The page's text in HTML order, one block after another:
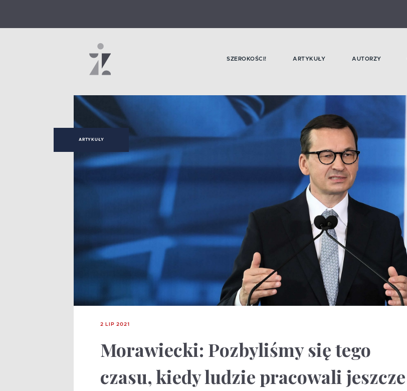
SZEROKOŚCI! ARTYKUŁY AUTORZY
ARTYKUŁY
2 LIP 2021
Morawiecki: Pozbyliśmy się tego
czasu, kiedy ludzie pracowali jeszcze